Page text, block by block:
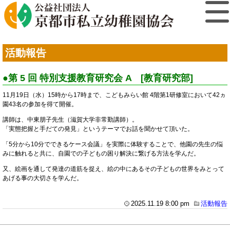
活動報告
●第 5 回 特別支援教育研究会 A [教育研究部]
11月19日（水）15時から17時まで、こどもみらい館 4階第1研修室において42ヵ
園43名の参加を得て開催。
講師は、中東朋子先生（滋賀大学非常勤講師）。
「実態把握と手だての発見」というテーマでお話を聞かせて頂いた。
「5分から10分でできるケース会議」を実際に体験することで、他園の先生の悩
みに触れると共に、自園での子どもの困り解決に繋げる方法を学んだ。
又、絵画を通して発達の道筋を捉え、絵の中にあるその子どもの世界をみとって
あげる事の大切さを学んだ。
2025.11.19 8:00 pm 活動報告